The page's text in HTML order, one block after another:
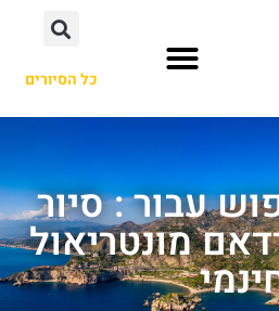
כל הסיורים
עבור : סיור
מונטריאול